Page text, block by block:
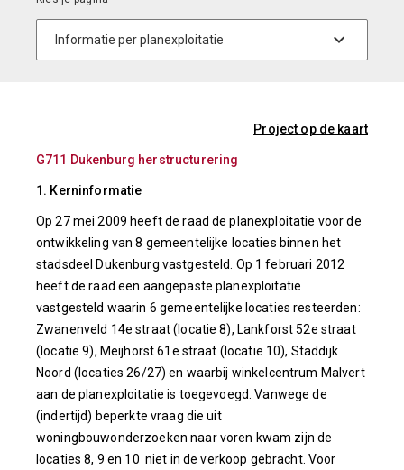
Project op de kaart
G711 Dukenburg herstructurering
1. Kerninformatie
Op 27 mei 2009 heeft de raad de planexploitatie voor de
ontwikkeling van 8 gemeentelijke locaties binnen het
stadsdeel Dukenburg vastgesteld. Op 1 februari 2012
heeft de raad een aangepaste planexploitatie
vastgesteld waarin 6 gemeentelijke locaties resteerden:
Zwanenveld 14e straat (locatie 8), Lankforst 52e straat
(locatie 9), Meijhorst 61e straat (locatie 10), Staddijk
Noord (locaties 26/27) en waarbij winkelcentrum Malvert
aan de planexploitatie is toegevoegd. Vanwege de
(indertijd) beperkte vraag die uit
woningbouwonderzoeken naar voren kwam zijn de
locaties 8, 9 en 10 niet in de verkoop gebracht. Voor